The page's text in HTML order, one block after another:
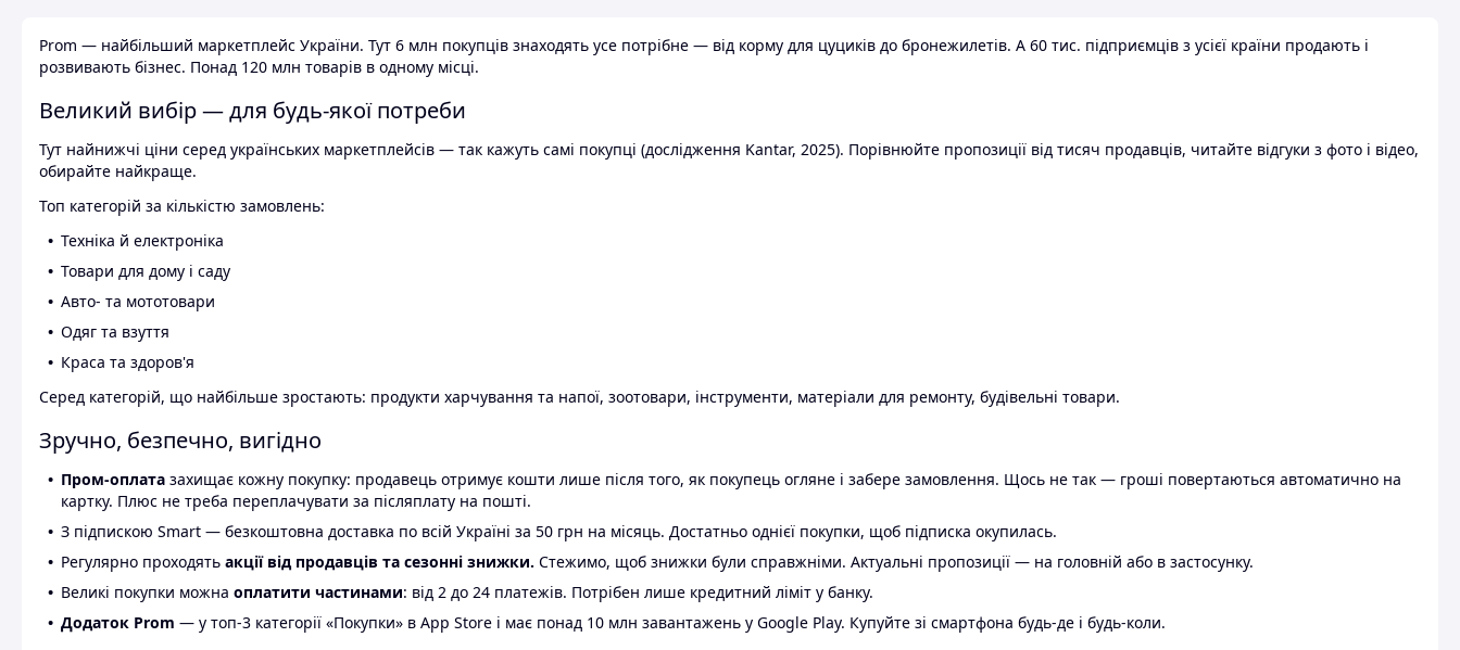
Prom — найбільший маркетплейс України. Тут 6 млн покупців знаходять усе потрібне — від корму для цуциків до бронежилетів. А 60 тис. підприємців з усієї країни продають і
розвивають бізнес. Понад 120 млн товарів в одному місці.
Великий вибір — для будь-якої потреби
Тут найнижчі ціни серед українських маркетплейсів — так кажуть самі покупці (дослідження Kantar, 2025). Порівнюйте пропозиції від тисяч продавців, читайте відгуки з фото і відео,
обирайте найкраще.
Топ категорій за кількістю замовлень:
Техніка й електроніка
Товари для дому і саду
Авто- та мототовари
Одяг та взуття
Краса та здоров'я
Серед категорій, що найбільше зростають: продукти харчування та напої, зоотовари, інструменти, матеріали для ремонту, будівельні товари.
Зручно, безпечно, вигідно
Пром-оплата захищає кожну покупку: продавець отримує кошти лише після того, як покупець огляне і забере замовлення. Щось не так — гроші повертаються автоматично на
картку. Плюс не треба переплачувати за післяплату на пошті.
З підпискою Smart — безкоштовна доставка по всій Україні за 50 грн на місяць. Достатньо однієї покупки, щоб підписка окупилась.
Регулярно проходять акції від продавців та сезонні знижки. Стежимо, щоб знижки були справжніми. Актуальні пропозиції — на головній або в застосунку.
Великі покупки можна оплатити частинами: від 2 до 24 платежів. Потрібен лише кредитний ліміт у банку.
Додаток Prom — у топ-3 категорії «Покупки» в App Store і має понад 10 млн завантажень у Google Play. Купуйте зі смартфона будь-де і будь-коли.